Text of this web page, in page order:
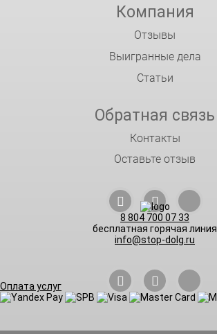
Компания
Отзывы
Выигранные дела
Статьи
Обратная связь
Контакты
Оставьте отзыв
8 804 700 07 33
бесплатная горячая линия
info@stop-dolg.ru
Оплата услуг